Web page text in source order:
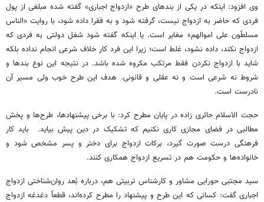
وی افزود: اینکه در یکی از بندهای طرح «ازدواج اجباری» گفته شده مبلغی از پول
فردی که حاضر به ازدواج نیست، گرفته شود و به فقرا داده شود، با روایت «الناس
مسلطّون علی اموالهم» مغایر است. یا اینکه گفته شود شغل دولتی به فردی که
ازدواج نکند، داده نشود، غلط است؛ زیرا این فرد کار خلاف شرعی انجام نداده بلکه
شاید با ازدواج نکردن فقط مرتکب مکروه شده باشد. در نتیجه این نوع بندها و
شروط نه شرعی است و نه عقلی و قانونی. هدف این طرح خوب ولی مسیر آن
نادرست است.
حجت الاسلام حائری زاده در پایان مطرح کرد: با برخی پیشنهادها، طرح‌ها و پخش
مطالبی در فضای مجازی کاری نکنیم که تشکیک در دین پیش بیاید. باید کار
فرهنگی درست صورت گیرد، برکات ازدواج برای دختر و پسر مشخص شود و
خانواده‌ها و حکومت هم در تسریع ازدواج همکاری کنند.
سید مجتبی حورایی مشاور و کارشناس تربیتی هم، درباره بُعد روان‌شناختی ازدواج
اجباری گفت: کسانی که این طرح و پیشنهاد را مطرح کرده‌اند، قطعاً دغدغه ازدواج